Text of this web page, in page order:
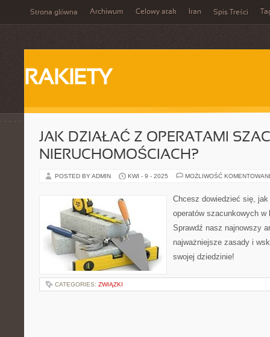
Strona główna Archiwum Celowy atak Iran Spis Treści
RAKIETY
JAK DZIAŁAĆ Z OPERATAMI
NIERUCHOMOŚCIACH?
POSTED BY ADMIN KWI - 9 - 2025 MOŻLIWOŚĆ
Chcesz dowiedzieć się,
operatów szacunkowych w
Sprawdź nasz najnowszy
najważniejsze zasady i
swojej dziedzinie!
CATEGORIES: ZWIĄZKI